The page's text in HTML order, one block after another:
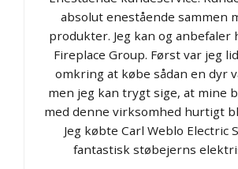
absolut enestående sammen
produkter. Jeg kan og anbefaler
Fireplace Group. Først var jeg
omkring at købe sådan en dyr
men jeg kan trygt sige, at mine
med denne virksomhed hurtigt
Jeg købte Carl Weblo Electric
fantastisk støbejerns